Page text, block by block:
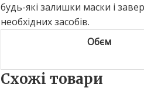
будь-які залишки маски і
необхідних засобів.
Обєм
Схожі товари